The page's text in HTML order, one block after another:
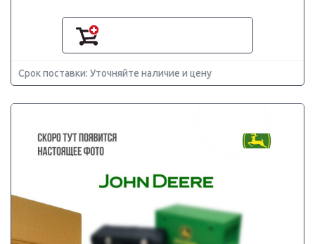
Срок поставки: Уточняйте наличие и цену